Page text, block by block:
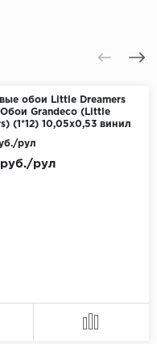
обои Little Dreamers
Обои Grandeco (Little
(1*12) 10,05х0,53 винил
рул
рул